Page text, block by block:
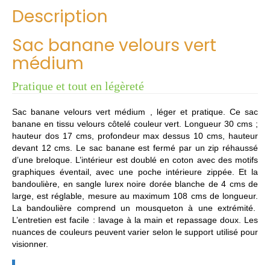
Description
Sac banane velours vert
médium
Pratique et tout en légèreté
Sac banane velours vert médium , léger et pratique. Ce sac
banane en tissu velours côtelé couleur vert. Longueur 30 cms ;
hauteur dos 17 cms, profondeur max dessus 10 cms, hauteur
devant 12 cms. Le sac banane est fermé par un zip réhaussé
d’une breloque. L’intérieur est doublé en coton avec des motifs
graphiques éventail, avec une poche intérieure zippée. Et la
bandoulière, en sangle lurex noire dorée blanche de 4 cms de
large, est réglable, mesure au maximum 108 cms de longueur.
La bandoulière comprend un mousqueton à une extrémité.
L’entretien est facile : lavage à la main et repassage doux. Les
nuances de couleurs peuvent varier selon le support utilisé pour
visionner.